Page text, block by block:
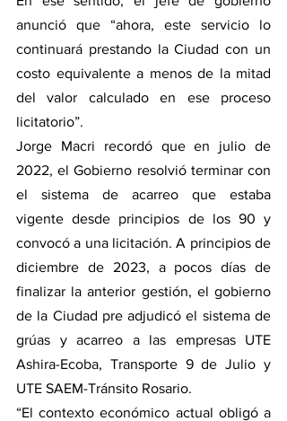
anunció que “ahora, este servicio lo
continuará prestando la Ciudad con un
costo equivalente a menos de la mitad
del valor calculado en ese proceso
licitatorio”.
Jorge Macri recordó que en julio de
2022, el Gobierno resolvió terminar con
el sistema de acarreo que estaba
vigente desde principios de los 90 y
convocó a una licitación. A principios de
diciembre de 2023, a pocos días de
finalizar la anterior gestión, el gobierno
de la Ciudad pre adjudicó el sistema de
grúas y acarreo a las empresas UTE
Ashira-Ecoba, Transporte 9 de Julio y
UTE SAEM-Tránsito Rosario.
“El contexto económico actual obligó a